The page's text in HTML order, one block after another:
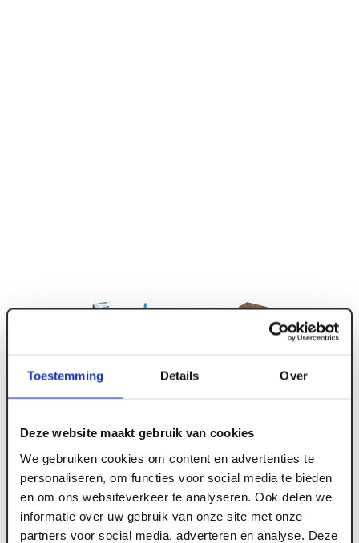
Toestemming Details Over
Deze website maakt gebruik van cookies
We gebruiken cookies om content en advertenties te
personaliseren, om functies voor social media te bieden
en om ons websiteverkeer te analyseren. Ook delen we
informatie over uw gebruik van onze site met onze
partners voor social media, adverteren en analyse. Deze
60 mm x 1350 x 600 Acoustifit glaswol Rd 1.60
Meld je aan of maak een account aan om toegang
te krijgen tot de prijzen.